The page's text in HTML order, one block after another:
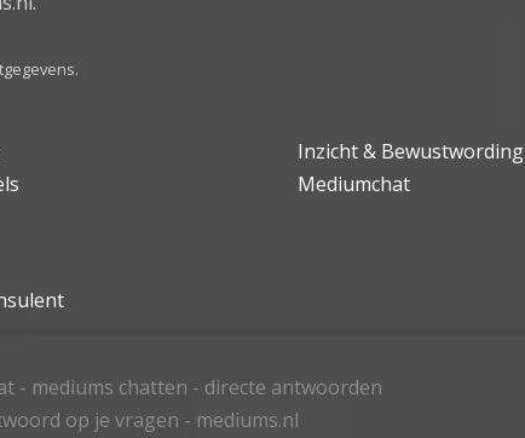
Inzicht & Bewustwording
Mediumchat
- mediums chatten - directe antwoorden
op je vragen - mediums.nl